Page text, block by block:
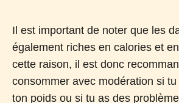
Il est important de noter que les
également riches en calories et
cette raison, il est donc
consommer avec modération si
ton poids ou si tu as des